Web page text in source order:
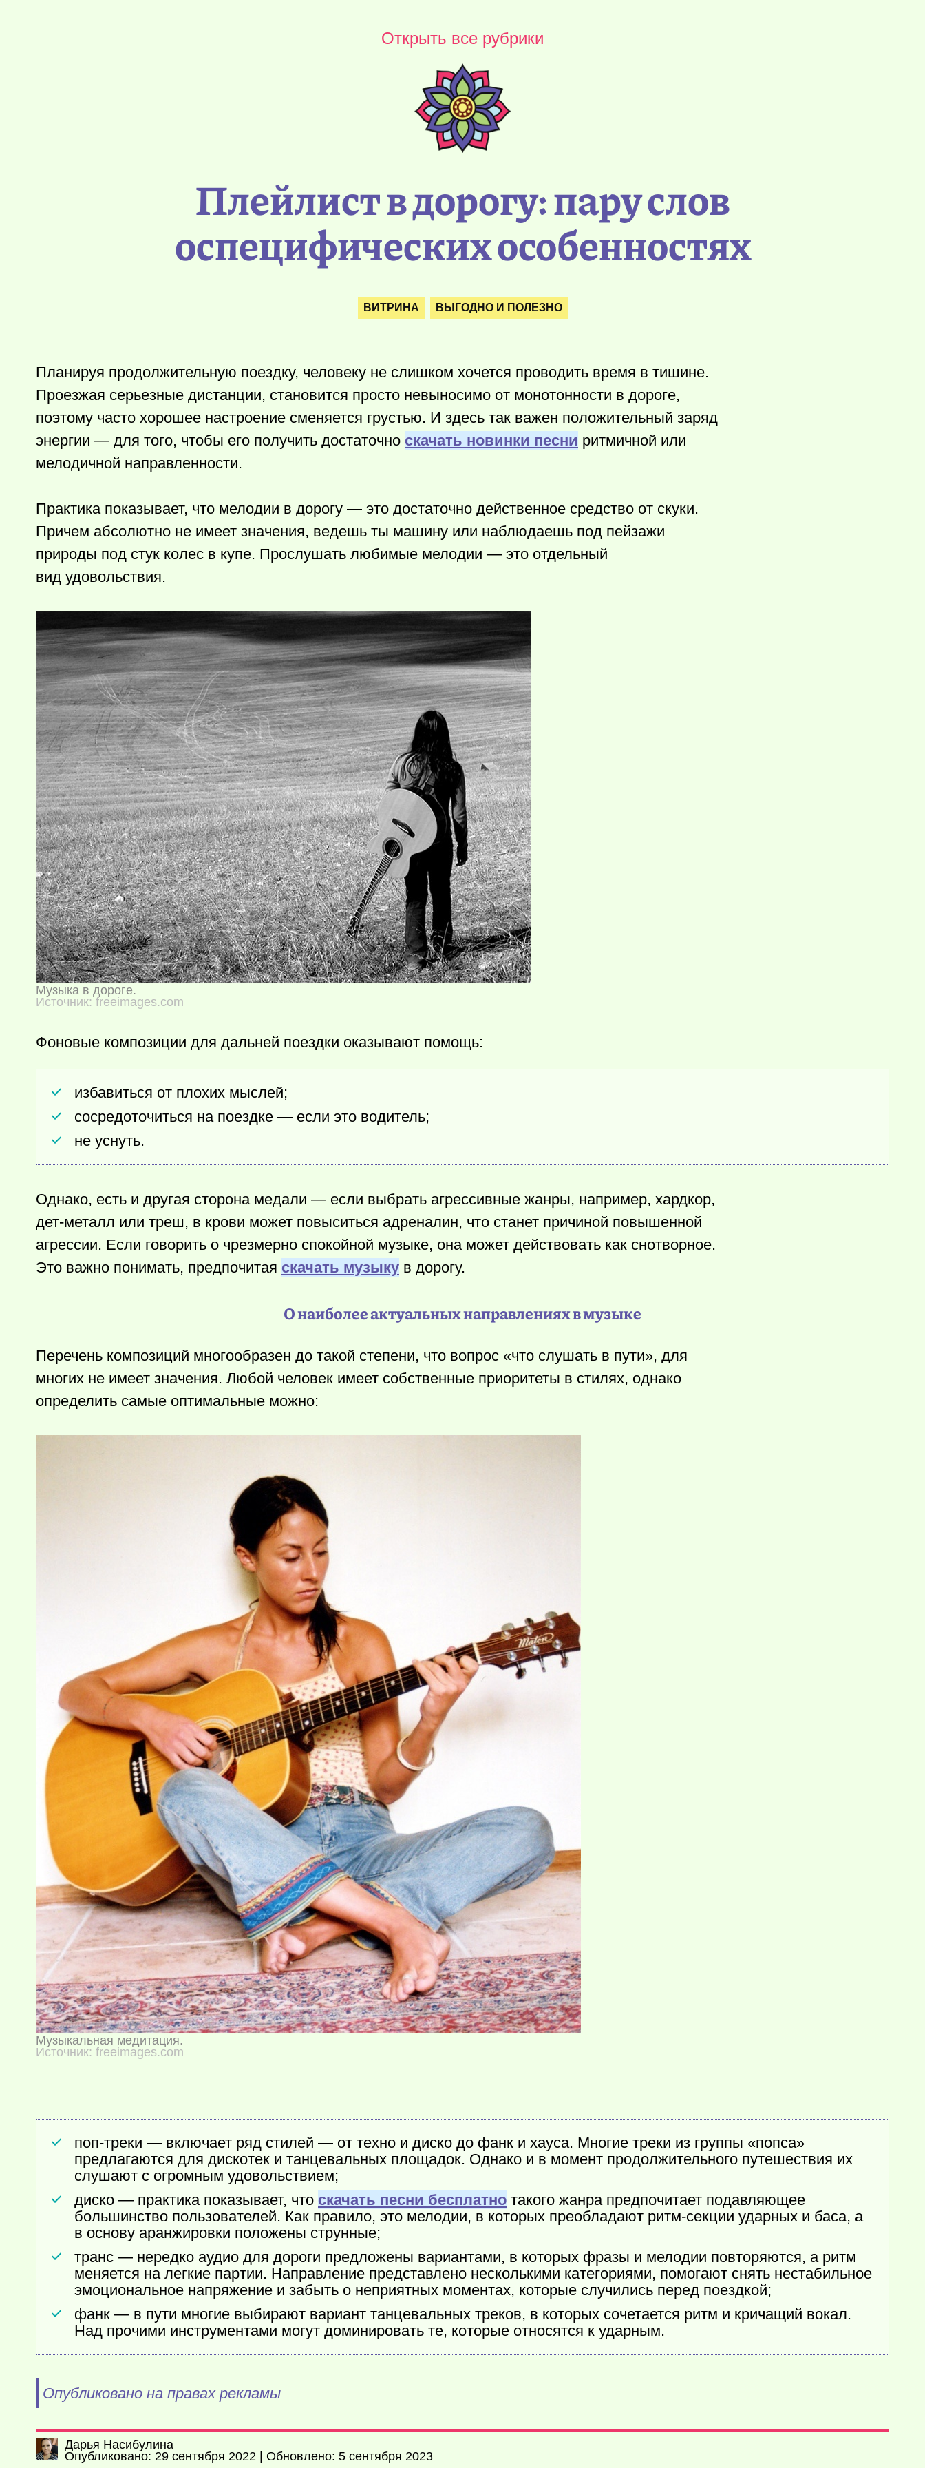
Открыть все рубрики
Плейлист в дорогу: пару слов
оспецифических особенностях
ВИТРИНА ВЫГОДНО И ПОЛЕЗНО
Планируя продолжительную поездку, человеку не слишком хочется проводить время в тишине.
Проезжая серьезные дистанции, становится просто невыносимо от монотонности в дороге,
поэтому часто хорошее настроение сменяется грустью. И здесь так важен положительный заряд
энергии — для того, чтобы его получить достаточно скачать новинки песни ритмичной или
мелодичной направленности.
Практика показывает, что мелодии в дорогу — это достаточно действенное средство от скуки.
Причем абсолютно не имеет значения, ведешь ты машину или наблюдаешь под пейзажи
природы под стук колес в купе. Прослушать любимые мелодии — это отдельный
вид удовольствия.
Музыка в дороге.
Источник: freeimages.com
Фоновые композиции для дальней поездки оказывают помощь:
избавиться от плохих мыслей;
сосредоточиться на поездке — если это водитель;
не уснуть.
Однако, есть и другая сторона медали — если выбрать агрессивные жанры, например, хардкор,
дет-металл или треш, в крови может повыситься адреналин, что станет причиной повышенной
агрессии. Если говорить о чрезмерно спокойной музыке, она может действовать как снотворное.
Это важно понимать, предпочитая скачать музыку в дорогу.
О наиболее актуальных направлениях в музыке
Перечень композиций многообразен до такой степени, что вопрос «что слушать в пути», для
многих не имеет значения. Любой человек имеет собственные приоритеты в стилях, однако
определить самые оптимальные можно:
Музыкальная медитация.
Источник: freeimages.com
поп-треки — включает ряд стилей — от техно и диско до фанк и хауса. Многие треки из группы «попса»
предлагаются для дискотек и танцевальных площадок. Однако и в момент продолжительного путешествия их
слушают с огромным удовольствием;
диско — практика показывает, что скачать песни бесплатно такого жанра предпочитает подавляющее
большинство пользователей. Как правило, это мелодии, в которых преобладают ритм-секции ударных и баса, а
в основу аранжировки положены струнные;
транс — нередко аудио для дороги предложены вариантами, в которых фразы и мелодии повторяются, а ритм
меняется на легкие партии. Направление представлено несколькими категориями, помогают снять нестабильное
эмоциональное напряжение и забыть о неприятных моментах, которые случились перед поездкой;
фанк — в пути многие выбирают вариант танцевальных треков, в которых сочетается ритм и кричащий вокал.
Над прочими инструментами могут доминировать те, которые относятся к ударным.
Опубликовано на правах рекламы
Дарья Насибулина
Опубликовано: 29 сентября 2022 | Обновлено: 5 сентября 2023